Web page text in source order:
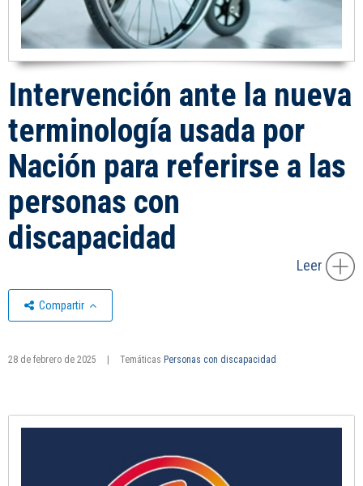
Intervención ante la nueva
terminología usada por
Nación para referirse a las
personas con
discapacidad
Leer
Compartir
28 de febrero de 2025 Temáticas Personas con discapacidad